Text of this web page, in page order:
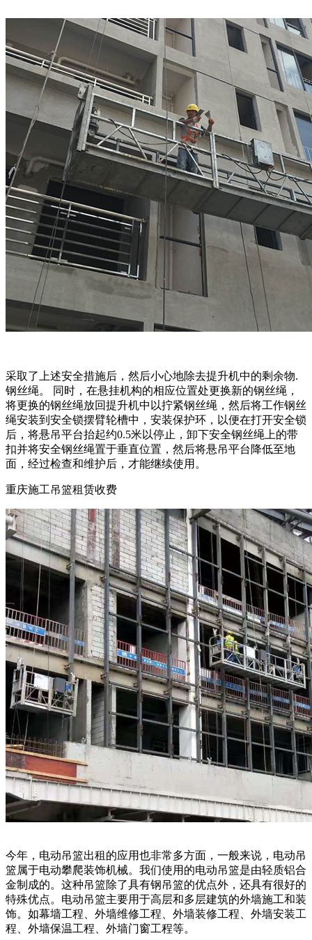
采取了上述安全措施后，然后小心地除去提升机中的剩余物.
钢丝绳。 同时，在悬挂机构的相应位置处更换新的钢丝绳，
将更换的钢丝绳放回提升机中以拧紧钢丝绳，然后将工作钢丝
绳安装到安全锁摆臂轮槽中，安装保护环，以便在打开安全锁
后，将悬吊平台抬起约0.5米以停止，卸下安全钢丝绳上的带
扣并将安全钢丝绳置于垂直位置，然后将悬吊平台降低至地
面，经过检查和维护后，才能继续使用。
重庆施工吊篮租赁收费
今年，电动吊篮出租的应用也非常多方面，一般来说，电动吊
篮属于电动攀爬装饰机械。我们使用的电动吊篮是由轻质铝合
金制成的。这种吊篮除了具有钢吊篮的优点外，还具有很好的
特殊优点。电动吊篮主要用于高层和多层建筑的外墙施工和装
饰。如幕墙工程、外墙维修工程、外墙装修工程、外墙安装工
程、外墙保温工程、外墙门窗工程等。